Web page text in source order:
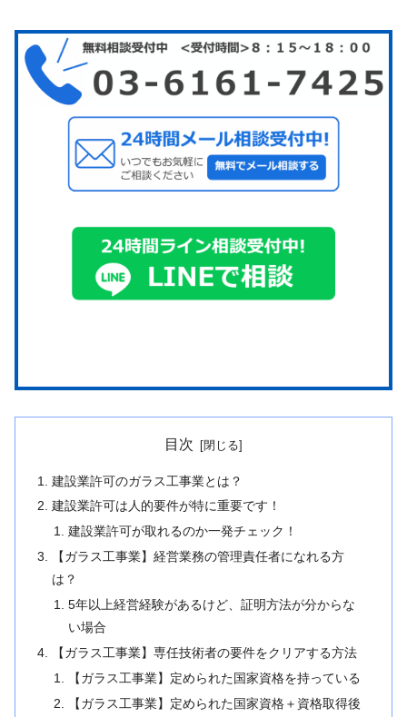
目次
建設業許可のガラス工事業とは？
建設業許可は人的要件が特に重要です！
建設業許可が取れるのか一発チェック！
【ガラス工事業】経営業務の管理責任者になれる方
は？
5年以上経営経験があるけど、証明方法が分からな
い場合
【ガラス工事業】専任技術者の要件をクリアする方法
【ガラス工事業】定められた国家資格を持っている
【ガラス工事業】定められた国家資格＋資格取得後